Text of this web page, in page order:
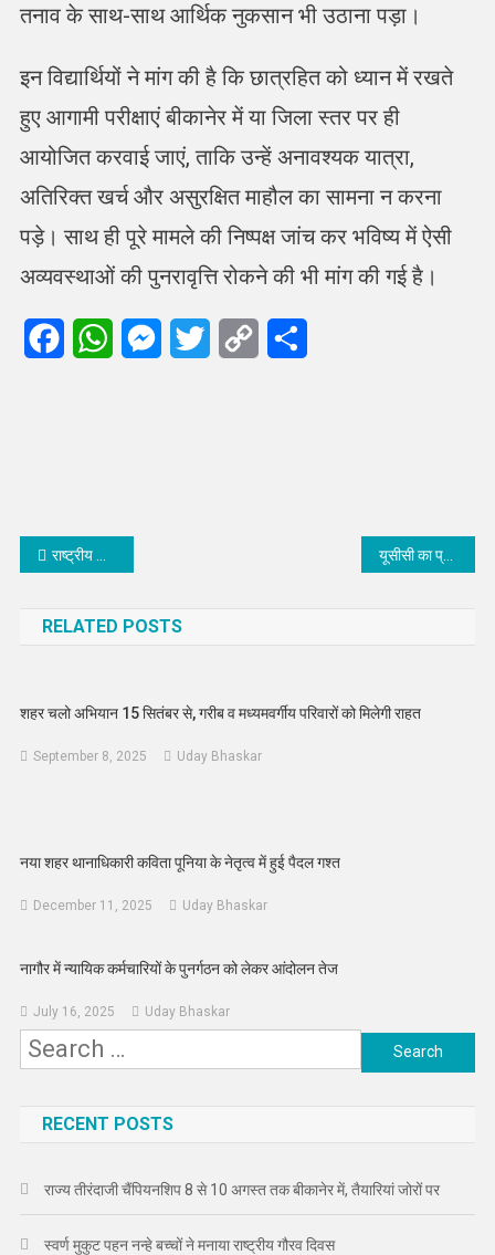
तनाव के साथ-साथ आर्थिक नुकसान भी उठाना पड़ा।
इन विद्यार्थियों ने मांग की है कि छात्रहित को ध्यान में रखते
हुए आगामी परीक्षाएं बीकानेर में या जिला स्तर पर ही
आयोजित करवाई जाएं, ताकि उन्हें अनावश्यक यात्रा,
अतिरिक्त खर्च और असुरक्षित माहौल का सामना न करना
पड़े। साथ ही पूरे मामले की निष्पक्ष जांच कर भविष्य में ऐसी
अव्यवस्थाओं की पुनरावृत्ति रोकने की भी मांग की गई है।
FacebookWhatsAppMessenger
Twitter
Copy
Post
राष्ट्रीय चिकित्सक दिवस पर एसडीएम जिला अस्पताल को मिली तीन अत्याधुनिक लेबर टेबल की सौगात
RELATED POSTS
शहर चलो अभियान 15 सितंबर से, गरीब व मध्यमवर्गीय परिवारों को मिलेगी राहत
September 8, 2025 Uday Bhaskar
नया शहर थानाधिकारी कविता पूनिया के नेतृत्व में हुई पैदल गश्त
December 11, 2025 Uday Bhaskar
नागौर में न्यायिक कर्मचारियों के पुनर्गठन को लेकर आंदोलन तेज
July 16, 2025 Uday Bhaskar
Search
RECENT POSTS
राज्य तीरंदाजी चैंपियनशिप 8 से 10 अगस्त तक बीकानेर में, तैयारियां जोरों पर
स्वर्ण मुकुट पहन नन्हे बच्चों ने मनाया राष्ट्रीय गौरव दिवस